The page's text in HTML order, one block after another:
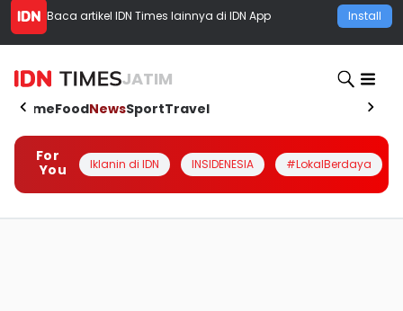
Baca artikel IDN Times lainnya di IDN App Install
JATIM
HomeFoodNewsSportTravel
For
You
Iklanin di IDN INSIDENESIA #LokalBerdaya